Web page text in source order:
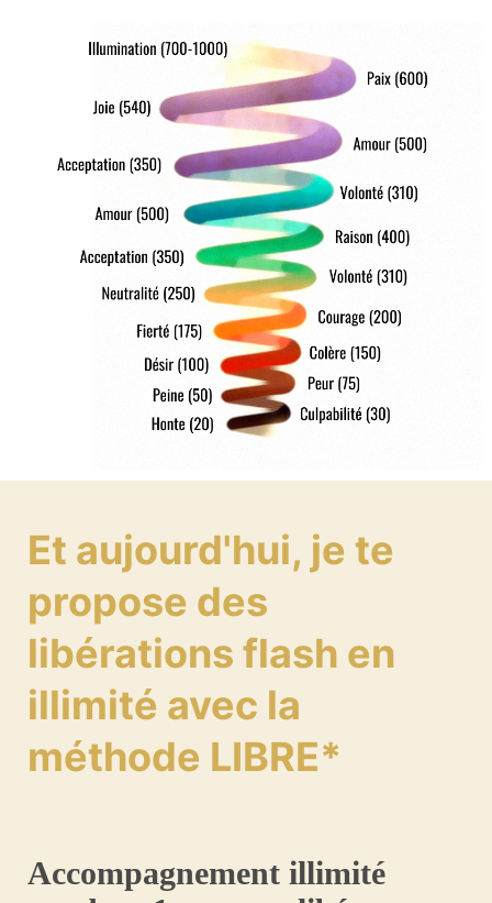
Et aujourd'hui, je te
propose des
libérations flash en
illimité avec la
méthode LIBRE*
Accompagnement illimité